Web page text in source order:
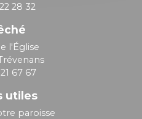
28 32
l'Église
67 67
utiles
paroisse